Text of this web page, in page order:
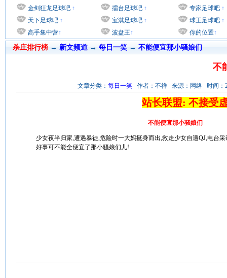
金剑狂龙足球吧 ↑
天下足球吧 ↑
高手集中营↑
擂台足球吧 ↑
宝淇足球吧 ↑
波盘王↑
专家足球吧 ↑
球王足球吧 ↑
你的位置↑
杀庄排行榜 → 新文频道→ 每日一笑 → 不能便宜那小骚娘们
不
文章分类： 每日一笑 作者：不祥 来源：网络 时间：
站长联盟: 不接受
不能便宜那小骚娘们
少女夜半归家,遭遇暴徒,危险时一大妈挺身而出,救走少女自遭QJ,电台
好事可不能全便宜了那小骚娘们儿!